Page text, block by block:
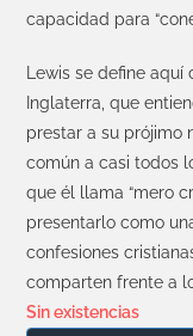
capacidad para
Lewis se define
Inglaterra, que
prestar a su prójimo
común a casi todos
que él llama “mero
presentarlo como
confesiones
comparten frente a
Sin existencias